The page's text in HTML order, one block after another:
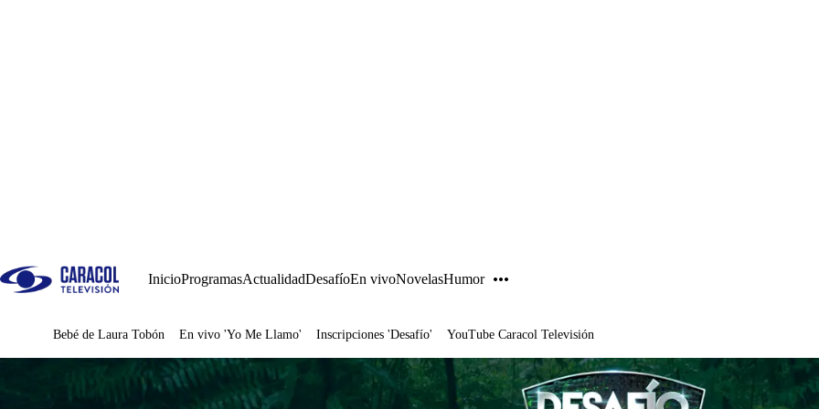
InicioProgramasActualidadDesafíoEn vivoNovelasHumor
Juegos
Bebé de Laura Tobón En vivo 'Yo Me Llamo' Inscripciones 'Desafío' YouTube Caracol Televisión